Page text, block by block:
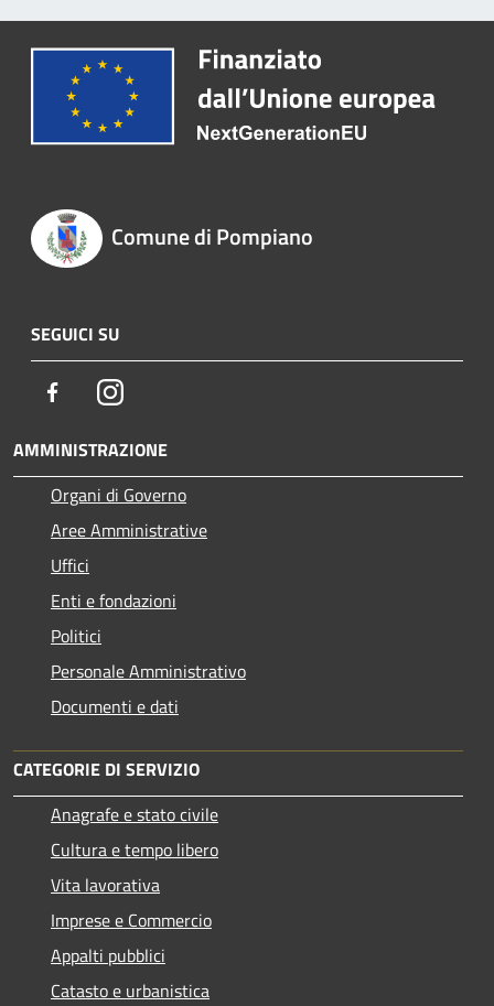
Comune di Pompiano
SEGUICI SU
FacebookInstagram
AMMINISTRAZIONE
Organi di Governo
Aree Amministrative
Uffici
Enti e fondazioni
Politici
Personale Amministrativo
Documenti e dati
CATEGORIE DI SERVIZIO
Anagrafe e stato civile
Cultura e tempo libero
Vita lavorativa
Imprese e Commercio
Appalti pubblici
Catasto e urbanistica